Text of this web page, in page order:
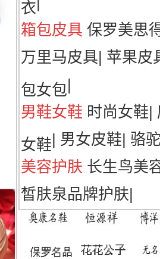
衣
箱包皮具 保罗美思
万里马皮具| 苹果皮
包女包 |
男鞋女鞋 时尚女鞋|
女鞋| 男女皮鞋| 骆
美容护肤 长生鸟美
皙肤泉品牌护肤|